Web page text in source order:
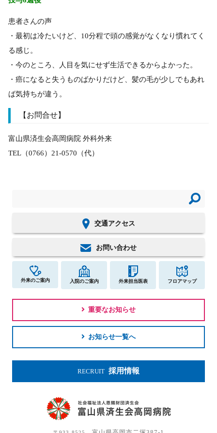
患者さんの声
・最初は冷たいけど、10分程で頭の感覚がなくなり慣れてく
る感じ。
・今のところ、人目を気にせず生活できるからよかった。
・癌になると失うものばかりだけど、髪の毛が少しでもあれ
ば気持ちが違う。
【お問合せ】
富山県済生会高岡病院 外科外来
TEL（0766）21-0570（代）
交通アクセス
お問い合わせ
外来のご案内 入院のご案内 外来担当医表 フロアマップ
重要なお知らせ
お知らせ一覧へ
RECRUIT 採用情報